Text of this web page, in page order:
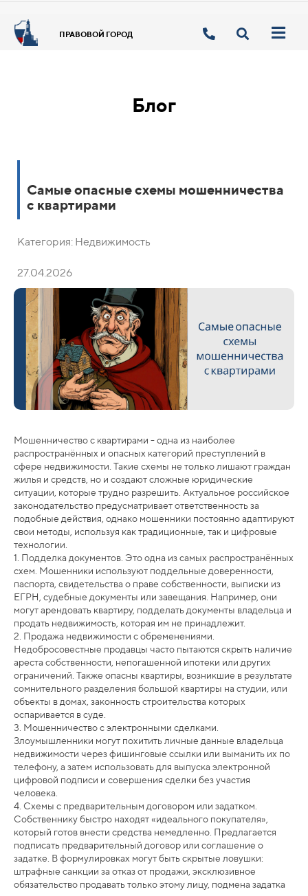
ПРАВОВОЙ ГОРОД
Блог
Самые опасные схемы мошенничества
с квартирами
Категория: Недвижимость
27.04.2026
Мошенничество с квартирами - одна из наиболее
распространённых и опасных категорий преступлений в
сфере недвижимости. Такие схемы не только лишают граждан
жилья и средств, но и создают сложные юридические
ситуации, которые трудно разрешить. Актуальное российское
законодательство предусматривает ответственность за
подобные действия, однако мошенники постоянно адаптируют
свои методы, используя как традиционные, так и цифровые
технологии.
1. Подделка документов. Это одна из самых распространённых
схем. Мошенники используют поддельные доверенности,
паспорта, свидетельства о праве собственности, выписки из
ЕГРН, судебные документы или завещания. Например, они
могут арендовать квартиру, подделать документы владельца и
продать недвижимость, которая им не принадлежит.
2. Продажа недвижимости с обременениями.
Недобросовестные продавцы часто пытаются скрыть наличие
ареста собственности, непогашенной ипотеки или других
ограничений. Также опасны квартиры, возникшие в результате
сомнительного разделения большой квартиры на студии, или
объекты в домах, законность строительства которых
оспаривается в суде.
3. Мошенничество с электронными сделками.
Злоумышленники могут похитить личные данные владельца
недвижимости через фишинговые ссылки или выманить их по
телефону, а затем использовать для выпуска электронной
цифровой подписи и совершения сделки без участия
человека.
4. Схемы с предварительным договором или задатком.
Собственнику быстро находят «идеального покупателя»,
который готов внести средства немедленно. Предлагается
подписать предварительный договор или соглашение о
задатке. В формулировках могут быть скрытые ловушки:
штрафные санкции за отказ от продажи, эксклюзивное
обязательство продавать только этому лицу, подмена задатка